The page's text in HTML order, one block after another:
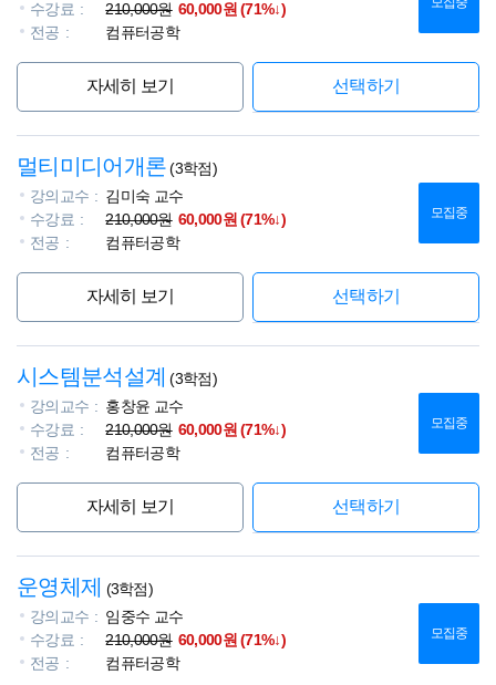
수강료 210,000원 60,000원 (71%↓)
전공
컴퓨터공학
자세히 보기 선택하기
멀티미디어개론(3학점)
강의교수
김미숙 교수
수강료
210,000원 60,000원 (71%↓)
전공
컴퓨터공학
모집중
자세히 보기 선택하기
시스템분석설계 (3학점)
강의교수
홍창윤 교수
수강료
210,000원 60,000원 (71%↓)
전공
컴퓨터공학
모집중
자세히 보기 선택하기
운영체제 (3학점)
강의교수
임중수 교수
수강료
210,000원 60,000원 (71%↓)
전공
컴퓨터공학
모집중